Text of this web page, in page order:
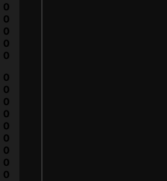
0
0
0
0
0
0
0
0
0
0
0
0
0
0